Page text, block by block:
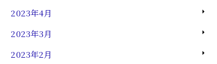
2023年4月
2023年3月
2023年2月